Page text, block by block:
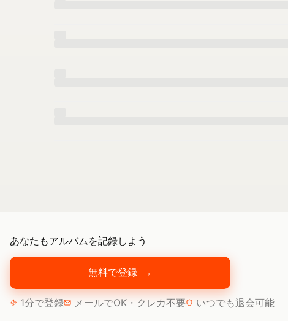
あなたもアルバムを記録しよう
無料で登録 →
1分で登録 メールでOK・クレカ不要 いつでも退会可能